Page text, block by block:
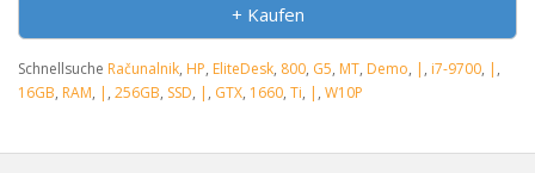
+ Kaufen
Schnellsuche Računalnik, HP, EliteDesk, 800, G5, MT, Demo, | , i7-9700, | ,
16GB, RAM, | , 256GB, SSD, | , GTX, 1660, Ti, | , W10P